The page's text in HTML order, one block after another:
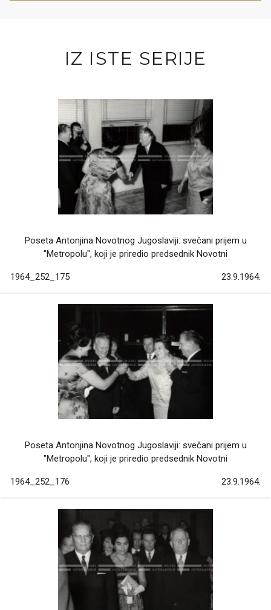
IZ ISTE SERIJE
Poseta Antonjina Novotnog Jugoslaviji: svečani prijem u
"Metropolu", koji je priredio predsednik Novotni
1964_252_175 23.9.1964.
Poseta Antonjina Novotnog Jugoslaviji: svečani prijem u
"Metropolu", koji je priredio predsednik Novotni
1964_252_176 23.9.1964.